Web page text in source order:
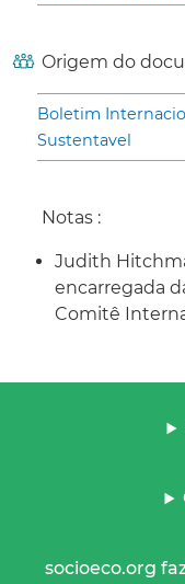
Origem do
Boletim
Sustentavel
Notas :
Judith
encarregada
Comitê
socioeco.org